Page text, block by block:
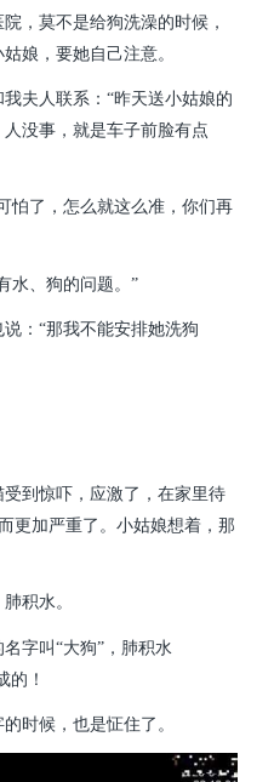
，莫不是给狗洗澡的时候，
娘，要她自己注意。
夫人联系：“昨天送小姑娘的
没事，就是车子前脸有点
怕了，怎么就这么准，你们再
水、狗的问题。”
：“那我不能安排她洗狗
到惊吓，应激了，在家里待
更加严重了。小姑娘想着，那
积水。
字叫“大狗”，肺积水
的！
时候，也是怔住了。